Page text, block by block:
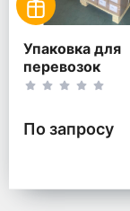
Упаковка для
перевозок
По запросу